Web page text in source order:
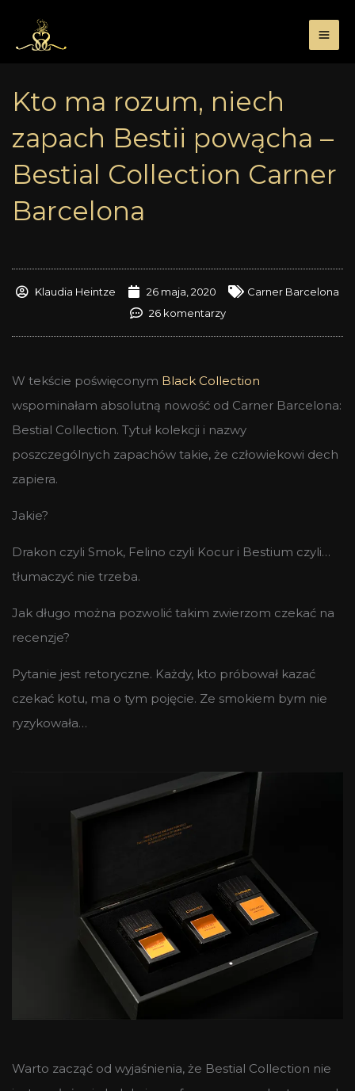
treści
Kto ma rozum, niech
zapach Bestii powącha –
Bestial Collection Carner
Barcelona
Klaudia Heintze 26 maja, 2020
Carner Barcelona
26 komentarzy
W tekście poświęconym Black Collection
wspominałam absolutną nowość od Carner Barcelona:
Bestial Collection. Tytuł kolekcji i nazwy
poszczególnych zapachów takie, że człowiekowi dech
zapiera.
Jakie?
Drakon czyli Smok, Felino czyli Kocur i Bestium czyli…
tłumaczyć nie trzeba.
Jak długo można pozwolić takim zwierzom czekać na
recenzje?
Pytanie jest retoryczne. Każdy, kto próbował kazać
czekać kotu, ma o tym pojęcie. Ze smokiem bym nie
ryzykowała…
Warto zacząć od wyjaśnienia, że Bestial Collection nie